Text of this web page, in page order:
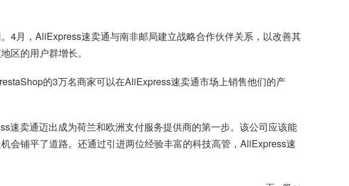
4月，AliExpress速卖通与南非邮局建立战略合作伙伴关系，以改善其
区的用户群增长。
的3万名商家可以在AliExpress速卖通市场上销售他们的产
速卖通迈出成为荷兰和欧洲支付服务提供商的第一步。该公司应该能
会铺平了道路。还通过引进两位经验丰富的科技高管，AliExpress速